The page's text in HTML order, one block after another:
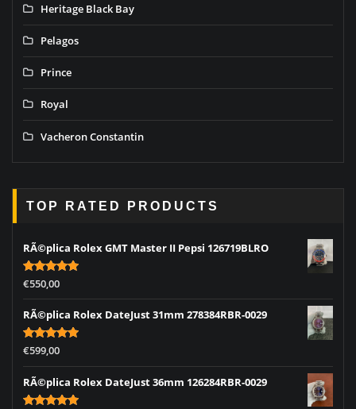
Heritage Black Bay
Pelagos
Prince
Royal
Vacheron Constantin
TOP RATED PRODUCTS
RÃ©plica Rolex GMT Master II Pepsi 126719BLRO
Rated5.00
out of 5
€550,00
RÃ©plica Rolex DateJust 31mm 278384RBR-0029
Rated5.00
out of 5
€599,00
RÃ©plica Rolex DateJust 36mm 126284RBR-0029